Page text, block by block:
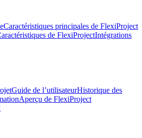
Caractéristiques principales de FlexiProject
de FlexiProjectIntégrations
Guide de l’utilisateurHistorique des
Aperçu de FlexiProject